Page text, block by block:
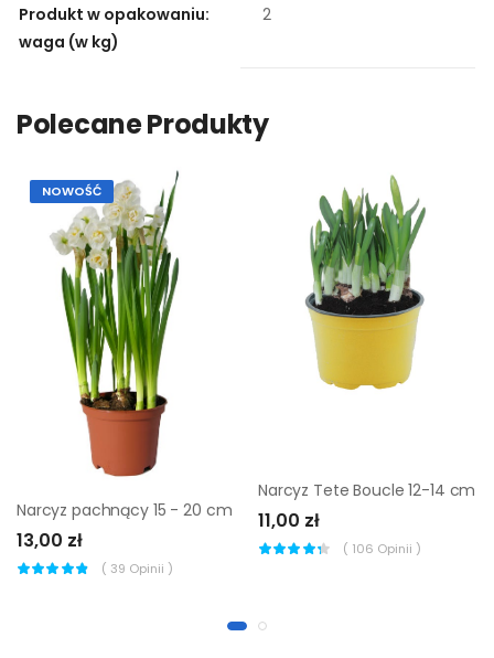
Produkt w opakowaniu:
waga (w kg)
2
Polecane Produkty
NOWOŚĆ
Narcyz pachnący 15 - 20 cm
13,00 zł
( 39 Opinii )
Narcyz Tete Boucle 12-14 cm
11,00 zł
( 106 Opinii )